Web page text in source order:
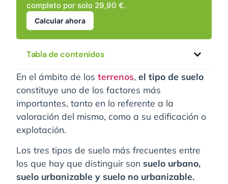
completo por solo 29,90 €.
Calcular ahora
Tabla de contenidos
En el ámbito de los terrenos, el tipo de suelo
constituye uno de los factores más
importantes, tanto en lo referente a la
valoración del mismo, como a su edificación o
explotación.
Los tres tipos de suelo más frecuentes entre
los que hay que distinguir son suelo urbano,
suelo urbanizable y suelo no urbanizable.